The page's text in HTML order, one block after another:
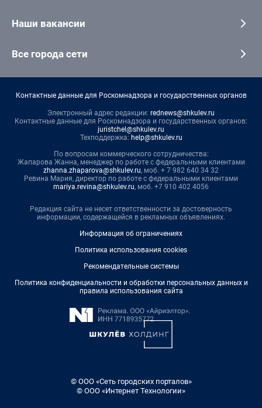
Наши вакансии
Все города сети
Контактные данные для Роскомнадзора и государственных органов
Электронный адрес редакции: rednews@shkulev.ru
Контактные данные для Роскомнадзора и государственных органов:
juristchel@shkulev.ru
Техподдержка: help@shkulev.ru
По вопросам коммерческого сотрудничества:
Жапарова Жанна, менеджер по работе с федеральными клиентами
zhanna.zhaparova@shkulev.ru, моб. + 7 982 640 34 32
Ревина Мария, директор по работе с федеральными клиентами
mariya.revina@shkulev.ru, моб. +7 910 402 4056
Редакция сайта не несет ответственности за достоверность
информации, содержащейся в рекламных объявлениях.
Информация об ограничениях
Политика использования cookies
Рекомендательные системы
Политика конфиденциальности и обработки персональных данных и
правила использования сайта
© ООО «Сеть городских порталов»
© ООО «Интернет Технологии»